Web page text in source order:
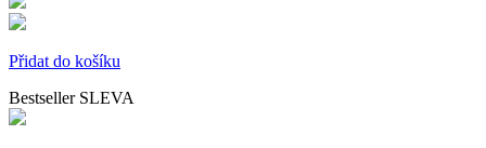
Přidat do košíku
Bestseller SLEVA